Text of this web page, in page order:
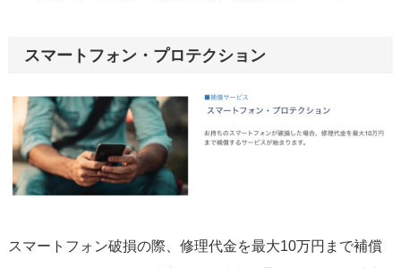
スマートフォン・プロテクション
スマートフォン破損の際、修理代金を最大10万円まで補償